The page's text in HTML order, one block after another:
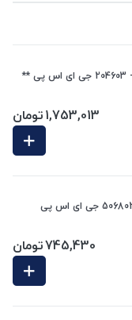
1,753,013تومان
745,430تومان